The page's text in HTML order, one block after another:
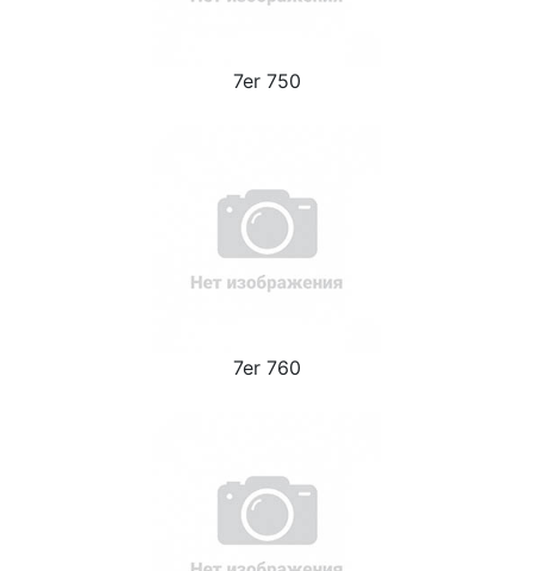
7er 750
7er 760